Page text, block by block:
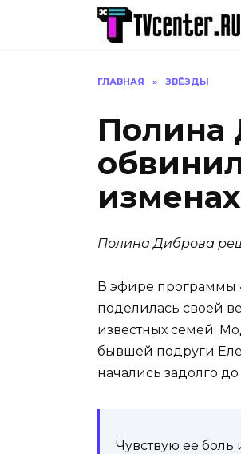
ГЛАВНАЯ » ЗВЁЗДЫ
Полина
Полина Диброва
В эфире программы
поделилась своей
известных семей.
бывшей подруги
начались задолго
Чувствую ее боль